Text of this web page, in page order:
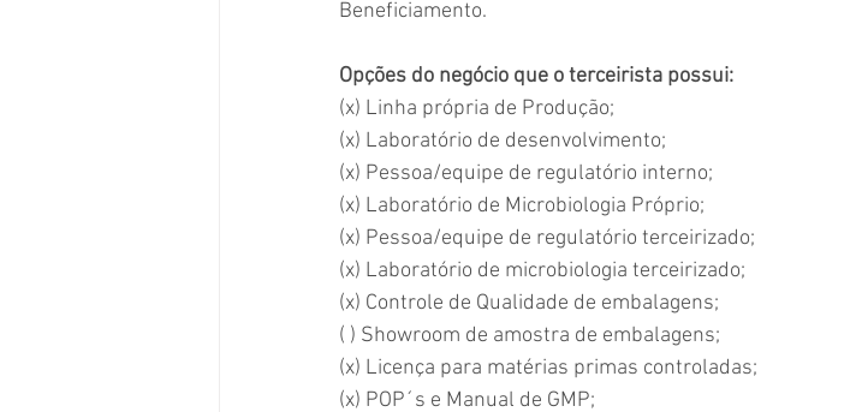
Beneficiamento.
Opções do negócio que o terceirista possui:
(x) Linha própria de Produção;
(x) Laboratório de desenvolvimento;
(x) Pessoa/equipe de regulatório interno;
(x) Laboratório de Microbiologia Próprio;
(x) Pessoa/equipe de regulatório terceirizado;
(x) Laboratório de microbiologia terceirizado;
(x) Controle de Qualidade de embalagens;
( ) Showroom de amostra de embalagens;
(x) Licença para matérias primas controladas;
(x) POP´s e Manual de GMP;